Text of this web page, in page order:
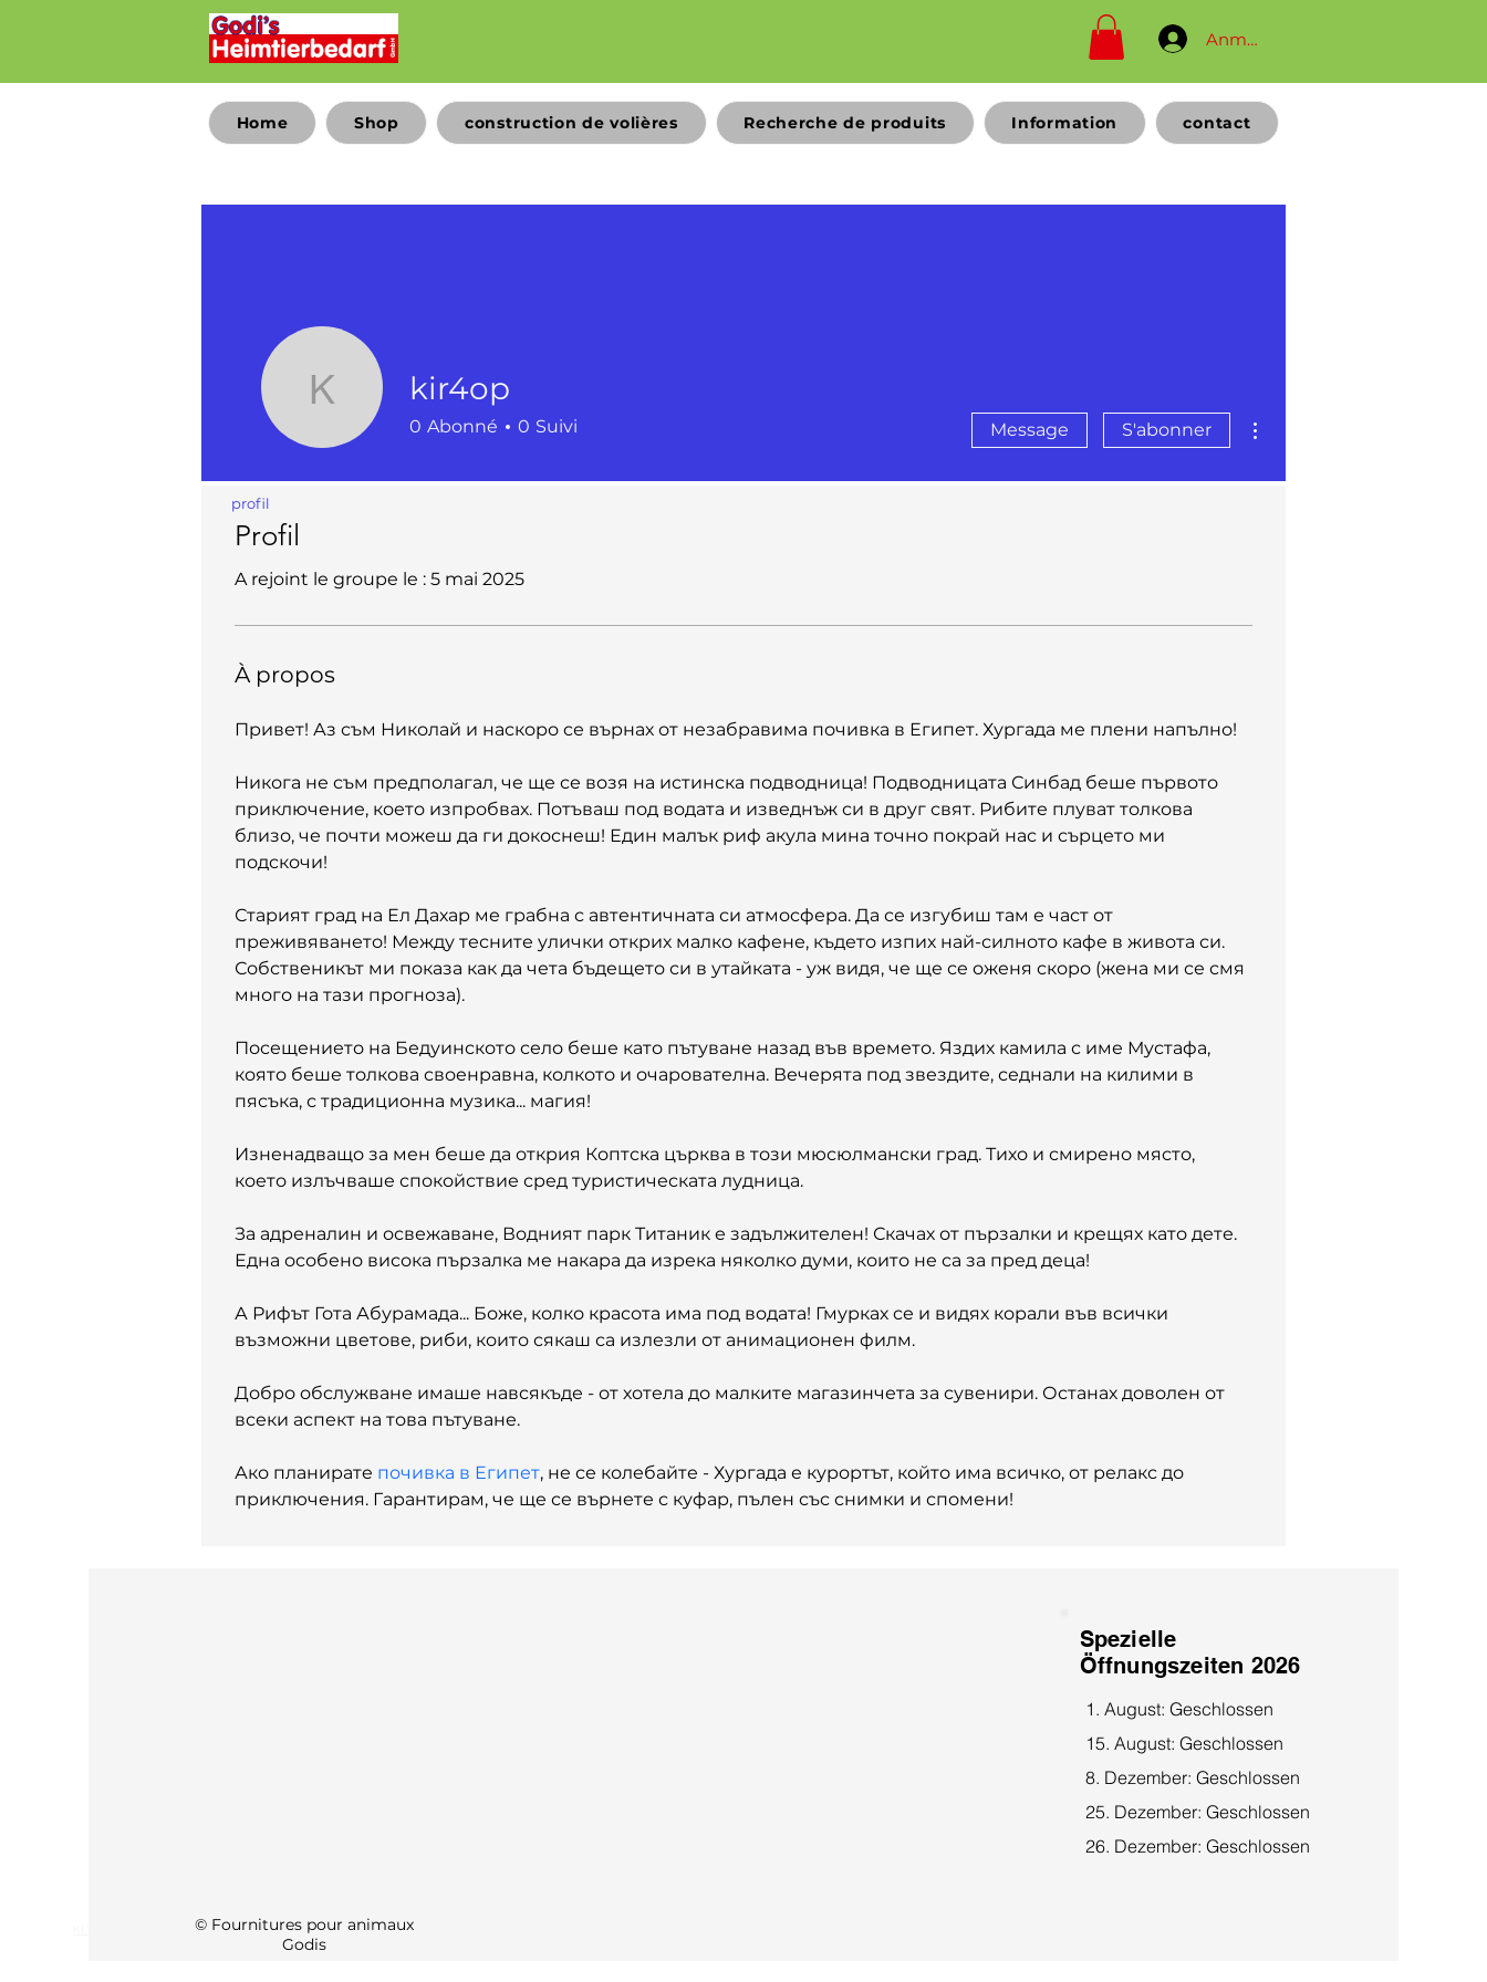
Anmelden
Home Shop construction de volières Recherche de produits Information contact
Profil
A rejoint le groupe le : 5 mai 2025
À propos
Привет! Аз съм Николай и наскоро се върнах от незабравима почивка в Египет. Хургада ме плени напълно!
Никога не съм предполагал, че ще се возя на истинска подводница! Подводницата Синбад беше първото
приключение, което изпробвах. Потъваш под водата и изведнъж си в друг свят. Рибите плуват толкова
близо, че почти можеш да ги докоснеш! Един малък риф акула мина точно покрай нас и сърцето ми
подскочи!
Старият град на Ел Дахар ме грабна с автентичната си атмосфера. Да се изгубиш там е част от
преживяването! Между тесните улички открих малко кафене, където изпих най-силното кафе в живота си.
Собственикът ми показа как да чета бъдещето си в утайката - уж видя, че ще се оженя скоро (жена ми се смя
много на тази прогноза).
Посещението на Бедуинското село беше като пътуване назад във времето. Яздих камила с име Мустафа,
която беше толкова своенравна, колкото и очарователна. Вечерята под звездите, седнали на килими в
пясъка, с традиционна музика... магия!
Изненадващо за мен беше да открия Коптска църква в този мюсюлмански град. Тихо и смирено място,
което излъчваше спокойствие сред туристическата лудница.
За адреналин и освежаване, Водният парк Титаник е задължителен! Скачах от пързалки и крещях като дете.
Една особено висока пързалка ме накара да изрека няколко думи, които не са за пред деца!
А Рифът Гота Абурамада... Боже, колко красота има под водата! Гмурках се и видях корали във всички
възможни цветове, риби, които сякаш са излезли от анимационен филм.
Добро обслужване имаше навсякъде - от хотела до малките магазинчета за сувенири. Останах доволен от
всеки аспект на това пътуване.
Ако планирате почивка в Египет, не се колебайте - Хургада е курортът, който има всичко, от релакс до
приключения. Гарантирам, че ще се върнете с куфар, пълен със снимки и спомени!
kir4opkir4op
0 Abonné 0 Suivi Message S'abonner
profil
© Fournitures pour animaux
Godis
Spezielle
Öffnungszeiten 2026
1. August: Geschlossen
15. August: Geschlossen
8. Dezember: Geschlossen
25. Dezember: Geschlossen
26. Dezember: Geschlossen